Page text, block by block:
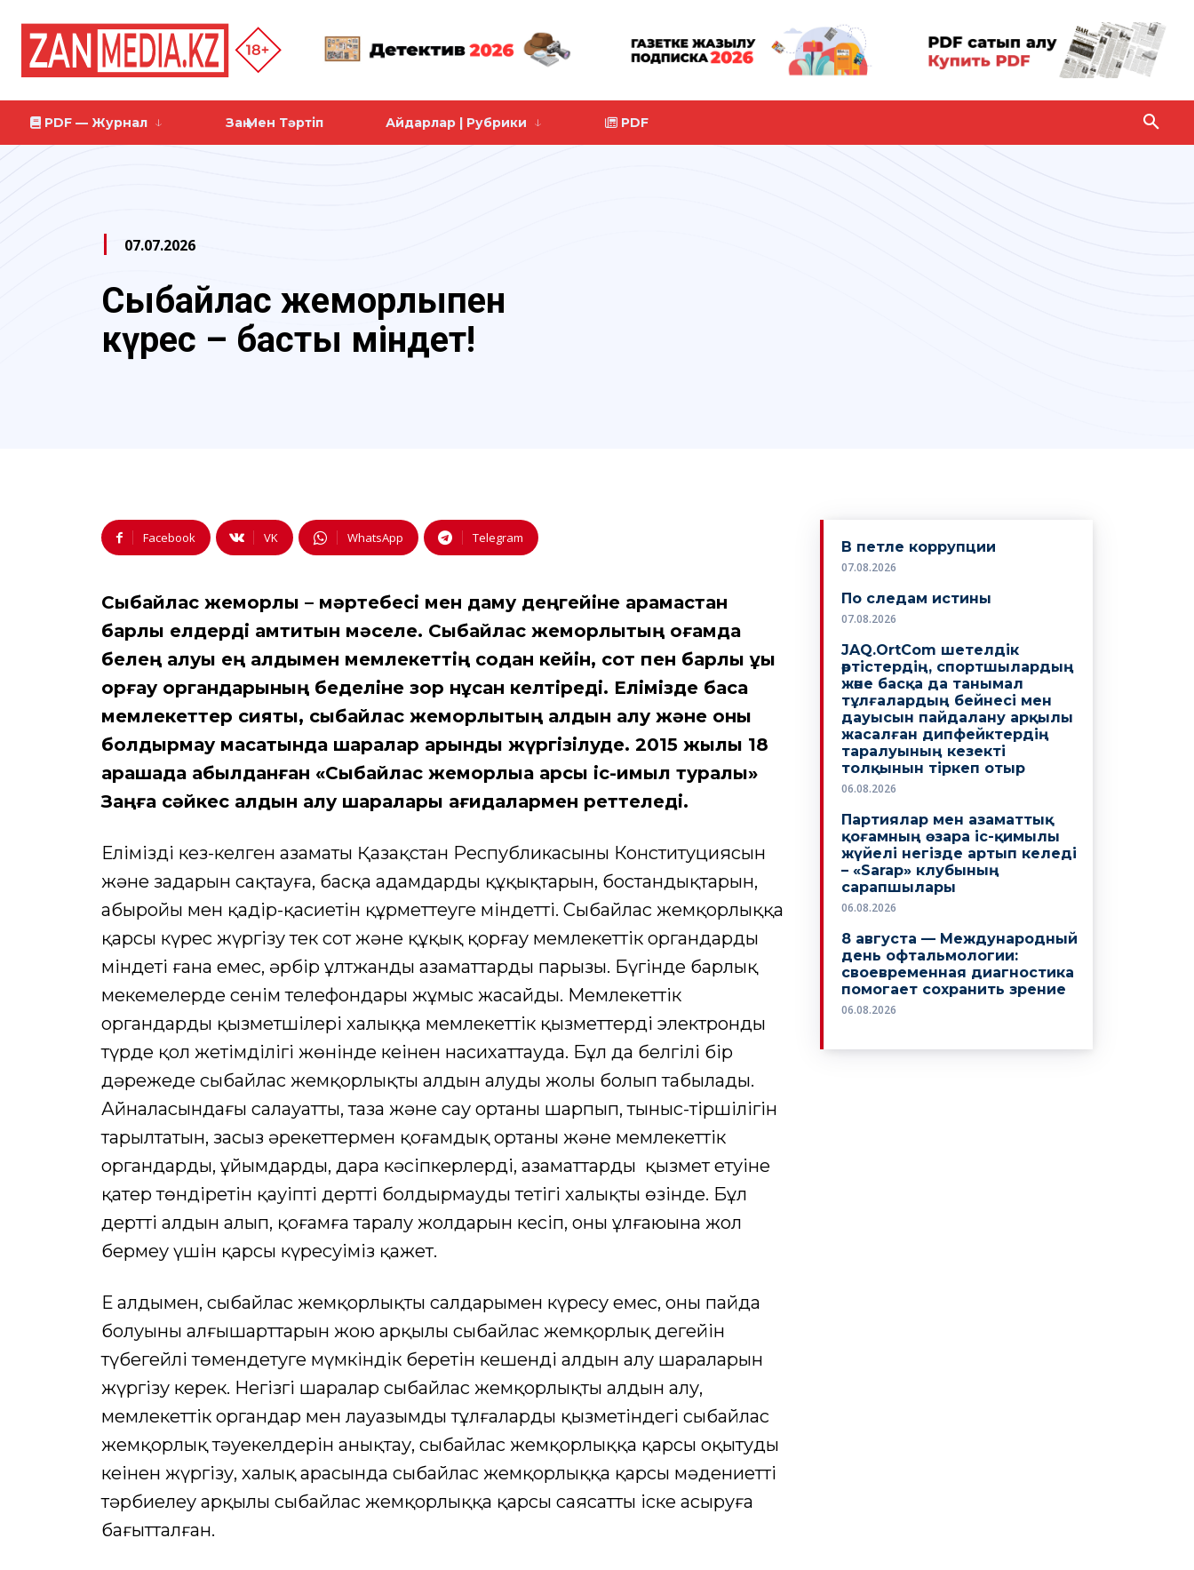
PDF — Журнал Заң Мен Тәртіп Айдарлар | Рубрики PDF
07.07.2026
Сыбайлас жемқорлықпен
күрес – басты міндет!
Facebook VK WhatsApp Telegram
Сыбайлас жемқорлық – мәртебесі мен даму деңгейіне қарамастан
барлық елдерді қамтитын мәселе. Сыбайлас жемқорлықтың қоғамда
белең алуы ең алдымен мемлекеттің содан кейін, сот пен барлық құқық
қорғау органдарының беделіне зор нұқсан келтіреді. Елімізде басқа
мемлекеттер сияқты, сыбайлас жемқорлықтың алдын алу және оны
болдырмау мақсатында шаралар қарқынды жүргізілуде. 2015 жылы 18
қарашада қабылданған «Сыбайлас жемқорлыққа қарсы іс-қимыл туралы»
Заңға сәйкес алдын алу шаралары қағидалармен реттеледі.
Еліміздің кез-келген азаматы Қазақстан Республикасының Конституциясын
және заңдарын сақтауға, басқа адамдардың құқықтарын, бостандықтарын,
абыройы мен қадір-қасиетін құрметтеуге міндетті. Сыбайлас жемқорлыққа
қарсы күрес жүргізу тек сот және құқық қорғау мемлекеттік органдардың
міндеті ғана емес, әрбір ұлтжанды азаматтардың парызы. Бүгінде барлық
мекемелерде сенім телефондары жұмыс жасайды. Мемлекеттік
органдардың қызметшілері халыққа мемлекеттік қызметтерді электронды
түрде қол жетімділігі жөнінде кеңінен насихаттауда. Бұл да белгілі бір
дәрежеде сыбайлас жемқорлықтың алдын алудың жолы болып табылады.
Айналасындағы салауатты, таза және сау ортаны шарпып, тыныс-тіршілігін
тарылтатын, заңсыз әрекеттермен қоғамдық ортаның және мемлекеттік
органдардың, ұйымдардың, дара кәсіпкерлердің, азаматтардың қызмет етуіне
қатер төндіретін қауіпті дертті болдырмаудың тетігі халықтың өзінде. Бұл
дерттің алдын алып, қоғамға таралу жолдарын кесіп, оның ұлғаюына жол
бермеу үшін қарсы күресуіміз қажет.
Ең алдымен, сыбайлас жемқорлықтың салдарымен күресу емес, оның пайда
болуының алғышарттарын жою арқылы сыбайлас жемқорлық деңгейін
түбегейлі төмендетуге мүмкіндік беретін кешенді алдын алу шараларын
жүргізу керек. Негізгі шаралар сыбайлас жемқорлықтың алдын алу,
мемлекеттік органдар мен лауазымды тұлғалардың қызметіндегі сыбайлас
жемқорлық тәуекелдерін анықтау, сыбайлас жемқорлыққа қарсы оқытуды
кеңінен жүргізу, халық арасында сыбайлас жемқорлыққа қарсы мәдениетті
тәрбиелеу арқылы сыбайлас жемқорлыққа қарсы саясатты іске асыруға
бағытталған.
В петле коррупции
07.08.2026
По следам истины
07.08.2026
JAQ.OrtCom шетелдік
әртістердің, спортшылардың
және басқа да танымал
тұлғалардың бейнесі мен
дауысын пайдалану арқылы
жасалған дипфейктердің
таралуының кезекті
толқынын тіркеп отыр
06.08.2026
Партиялар мен азаматтық
қоғамның өзара іс-қимылы
жүйелі негізде артып келеді
– «Sarap» клубының
сарапшылары
06.08.2026
8 августа — Международный
день офтальмологии:
своевременная диагностика
помогает сохранить зрение
06.08.2026